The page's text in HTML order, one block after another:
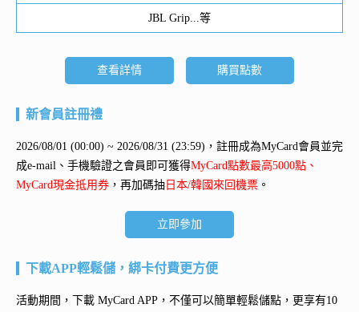
JBL Grip...等
查看詳情 購買點數
新會員註冊禮
2026/08/01 (00:00) ~ 2026/08/31 (23:59)，註冊成為MyCard會員並完
成e-mail、手機驗證之會員即可獲得MyCard點數最高5000點、
MyCard現金抵用券 ，再加碼抽 日本/韓國來回機票 。
立即參加
下載APP輕鬆儲，綁卡付費更方便
活動期間，下載 MyCard APP，不僅可以簡單輕鬆儲點，更享有10